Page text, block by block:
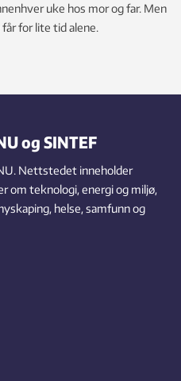
uke hos mor og far. Men
for lite tid alene.
og SINTEF
Nettstedet inneholder
om teknologi, energi og miljø,
helse, samfunn og